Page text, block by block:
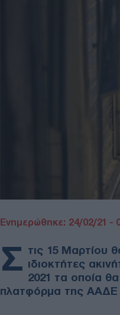
Ενημερώθηκε: 24/02/21 -
Σ τις 15 Μαρτίου
ιδιοκτήτες
2021 τα οποία
πλατφόρμα της ΑΑΔΕ